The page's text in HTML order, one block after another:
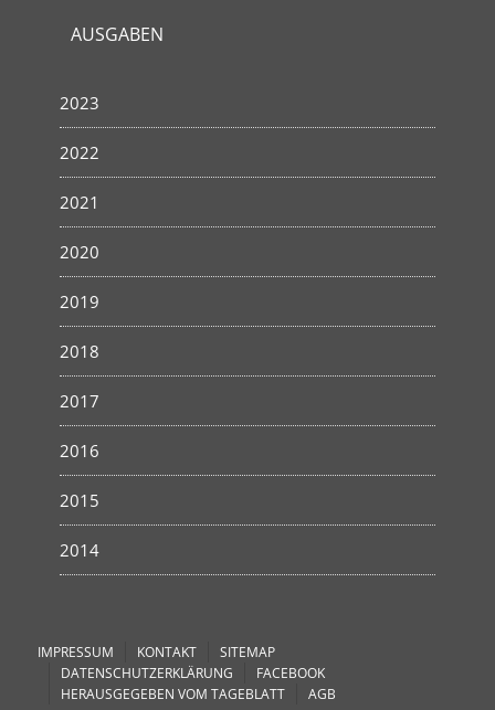
AUSGABEN
2023
2022
2021
2020
2019
2018
2017
2016
2015
2014
IMPRESSUM KONTAKT
SITEMAP
DATENSCHUTZERKLÄRUNG
FACEBOOK
HERAUSGEGEBEN VOM TAGEBLATT
AGB